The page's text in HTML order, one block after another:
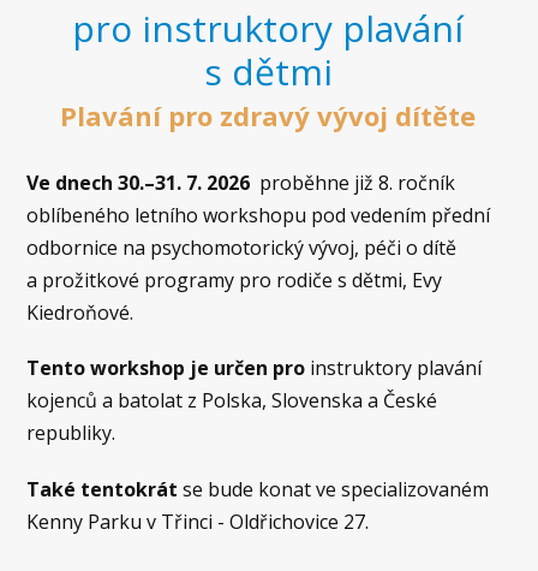
pro instruktory plavání
s dětmi
Plavání pro zdravý vývoj dítěte
Ve dnech 30.–31. 7. 2026 proběhne již 8. ročník
oblíbeného letního workshopu pod vedením přední
odbornice na psychomotorický vývoj, péči o dítě
a prožitkové programy pro rodiče s dětmi, Evy
Kiedroňové.
Tento workshop je určen pro instruktory plavání
kojenců a batolat z Polska, Slovenska a České
republiky.
Také tentokrát se bude konat ve specializovaném
Kenny Parku v Třinci - Oldřichovice 27.